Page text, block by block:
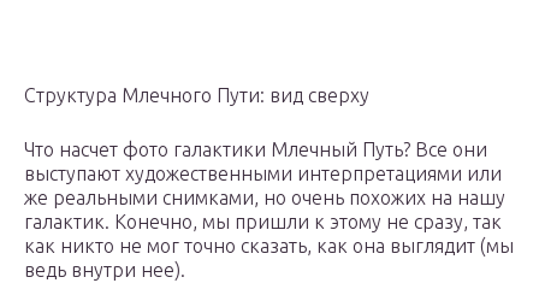
Структура Млечного Пути: вид сверху
Что насчет фото галактики Млечный Путь? Все они
выступают художественными интерпретациями или
же реальными снимками, но очень похожих на нашу
галактик. Конечно, мы пришли к этому не сразу, так
как никто не мог точно сказать, как она выглядит (мы
ведь внутри нее).